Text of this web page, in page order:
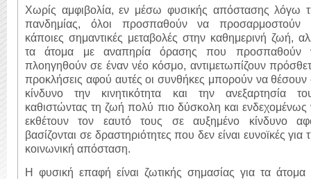
Χωρίς αμφιβολία, εν μέσω φυσικής απόστασης λόγω
πανδημίας, όλοι προσπαθούν να προσαρμοστούν
κάποιες σημαντικές μεταβολές στην καθημερινή ζωή,
τα άτομα με αναπηρία όρασης που προσπαθούν
πλοηγηθούν σε έναν νέο κόσμο, αντιμετωπίζουν
προκλήσεις αφού αυτές οι συνθήκες μπορούν να θέσουν
κίνδυνο την κινητικότητα και την ανεξαρτησία
καθιστώντας τη ζωή πολύ πιο δύσκολη και ενδεχομένως
εκθέτουν τον εαυτό τους σε αυξημένο κίνδυνο
βασίζονται σε δραστηριότητες που δεν είναι ευνοϊκές για
κοινωνική απόσταση.
Η φυσική επαφή είναι ζωτικής σημασίας για τα άτομα